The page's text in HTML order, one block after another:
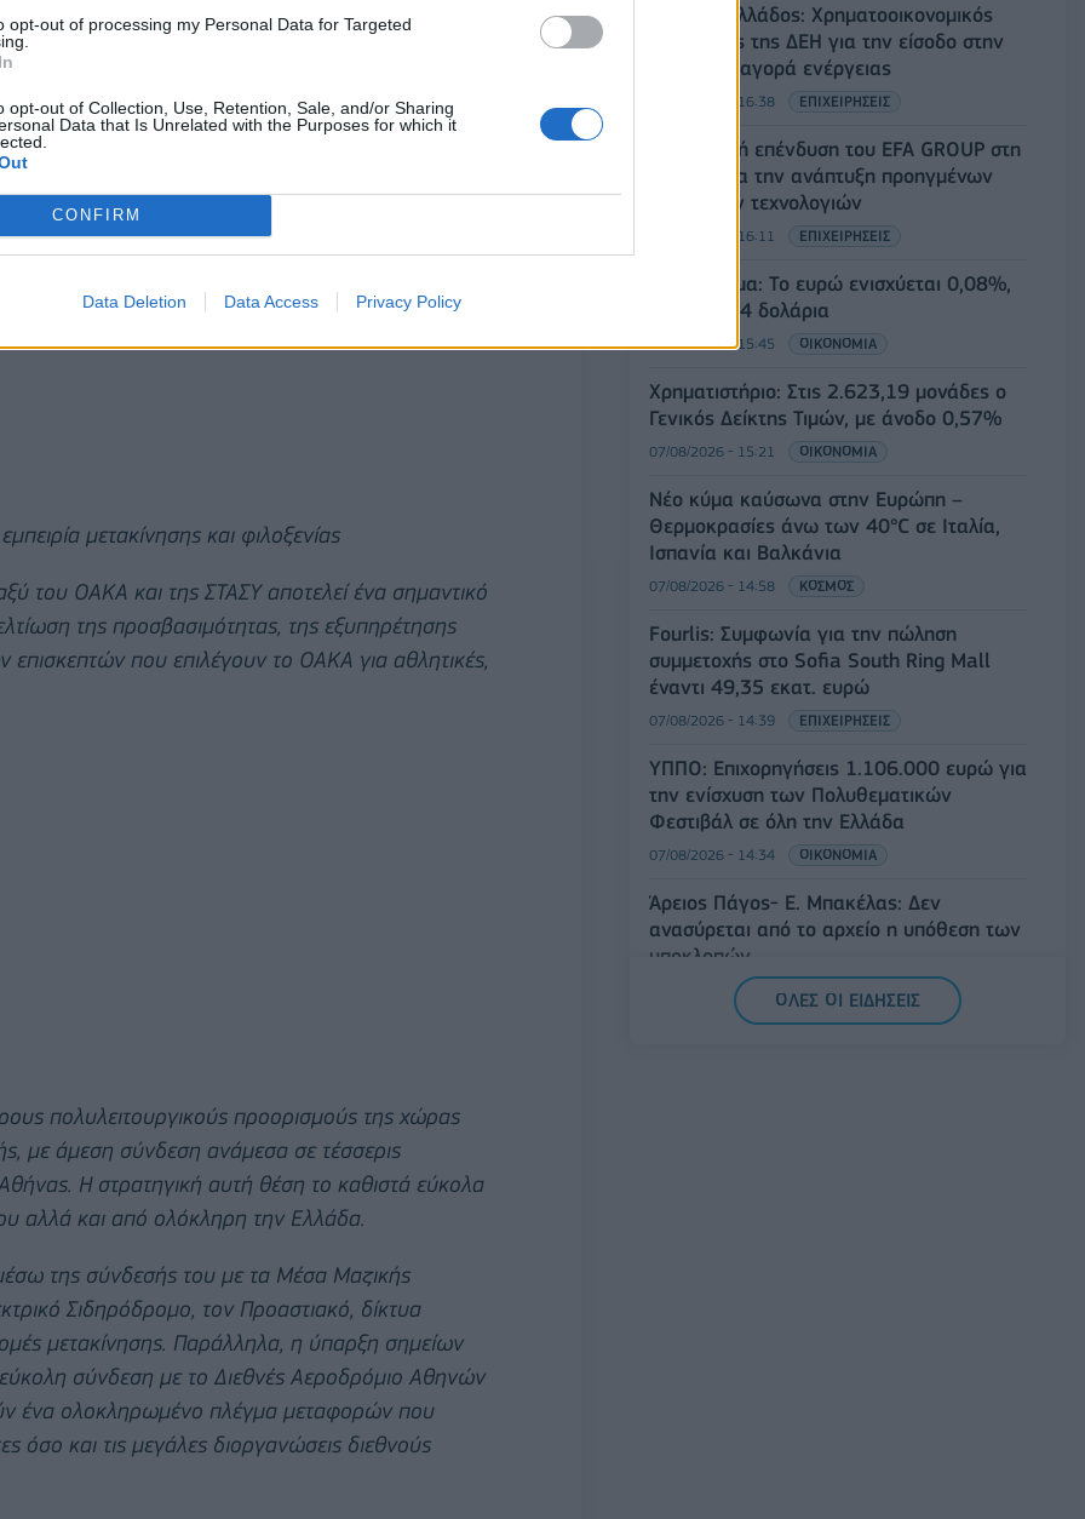
opt-out of processing my Personal Data for Targeted
opt-out of Collection, Use, Retention, Sale, and/or Sharing
Data that Is Unrelated with the Purposes for which it
CONFIRM
Data Deletion Data Access Privacy Policy
μετακίνησης και φιλοξενίας
του ΟΑΚΑ και της ΣΤΑΣΥ αποτελεί ένα σημαντικό
της προσβασιμότητας, της εξυπηρέτησης
επισκεπτών που επιλέγουν το ΟΑΚΑ για αθλητικές,
πολυλειτουργικούς προορισμούς της χώρας
με άμεση σύνδεση ανάμεσα σε τέσσερις
Η στρατηγική αυτή θέση το καθιστά εύκολα
αλλά και από ολόκληρη την Ελλάδα.
της σύνδεσής του με τα Μέσα Μαζικής
Σιδηρόδρομο, τον Προαστιακό, δίκτυα
μετακίνησης. Παράλληλα, η ύπαρξη σημείων
σύνδεση με το Διεθνές Αεροδρόμιο Αθηνών
ένα ολοκληρωμένο πλέγμα μεταφορών που
όσο και τις μεγάλες διοργανώσεις διεθνούς
Deloitte Ελλάδος: Χρηματοοικονομικός
σύμβουλος της ΔΕΗ για την είσοδο στην
πολωνική αγορά ενέργειας
07/08/2026 - 16:38 ΕΠΙΧΕΙΡΗΣΕΙΣ
Στρατηγική επένδυση του EFA GROUP στη
Fractal για την ανάπτυξη προηγμένων
αμυντικών τεχνολογιών
07/08/2026 - 16:11 ΕΠΙΧΕΙΡΗΣΕΙΣ
Συνάλλαγμα: Το ευρώ ενισχύεται 0,08%,
στα 1,1534 δολάρια
07/08/2026 - 15:45 ΟΙΚΟΝΟΜΙΑ
Χρηματιστήριο: Στις 2.623,19 μονάδες ο
Γενικός Δείκτης Τιμών, με άνοδο 0,57%
07/08/2026 - 15:21 ΟΙΚΟΝΟΜΙΑ
Νέο κύμα καύσωνα στην Ευρώπη –
Θερμοκρασίες άνω των 40°C σε Ιταλία,
Ισπανία και Βαλκάνια
07/08/2026 - 14:58 ΚΟΣΜΟΣ
Fourlis: Συμφωνία για την πώληση
συμμετοχής στο Sofia South Ring Mall
έναντι 49,35 εκατ. ευρώ
07/08/2026 - 14:39 ΕΠΙΧΕΙΡΗΣΕΙΣ
ΥΠΠΟ: Επιχορηγήσεις 1.106.000 ευρώ για
την ενίσχυση των Πολυθεματικών
Φεστιβάλ σε όλη την Ελλάδα
07/08/2026 - 14:34 ΟΙΚΟΝΟΜΙΑ
Άρειος Πάγος- Ε. Μπακέλας: Δεν
ανασύρεται από το αρχείο η υπόθεση των
υποκλοπών
07/08/2026 - 14:11
ΟΛΕΣ ΟΙ ΕΙΔΗΣΕΙΣ